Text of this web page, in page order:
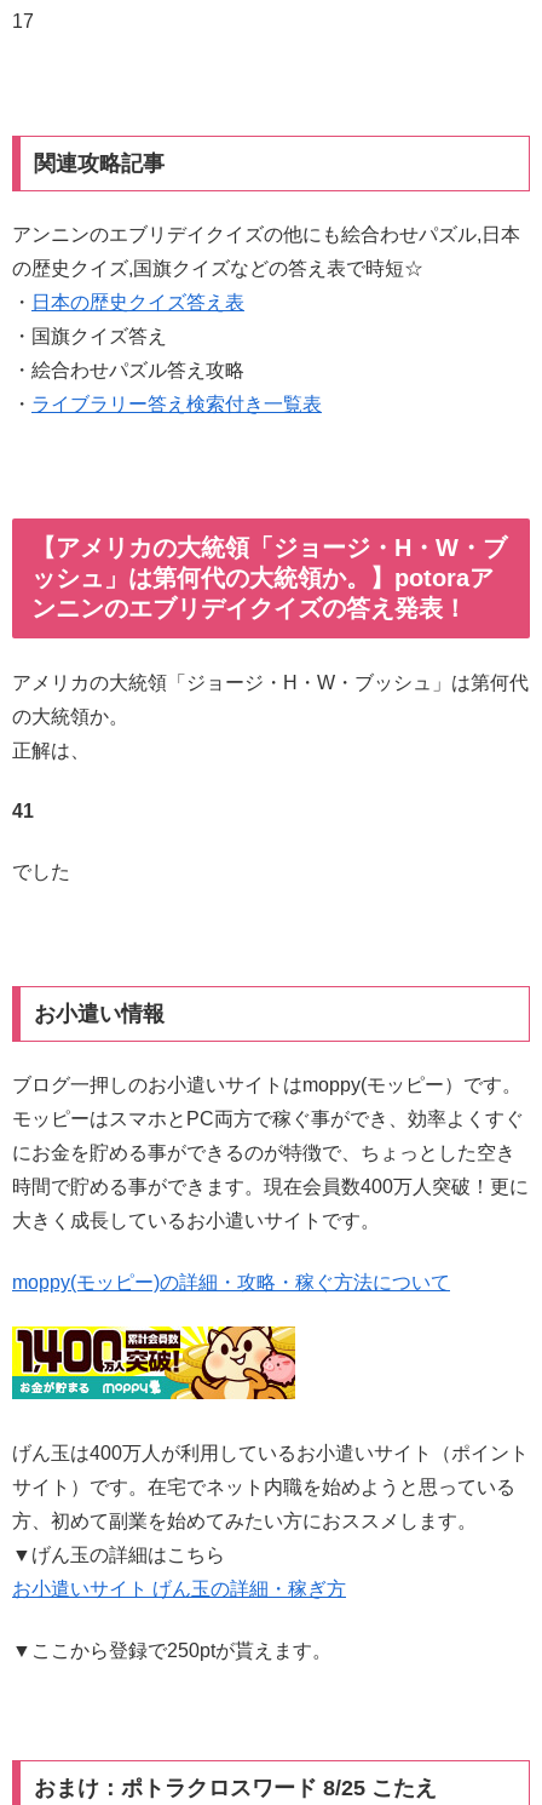
17
関連攻略記事
アンニンのエブリデイクイズの他にも絵合わせパズル,日本
の歴史クイズ,国旗クイズなどの答え表で時短☆
・ 日本の歴史クイズ答え表
・国旗クイズ答え
・絵合わせパズル答え攻略
・ ライブラリー答え検索付き一覧表
【アメリカの大統領「ジョージ・H・W・ブ
ッシュ」は第何代の大統領か。】potoraア
ンニンのエブリデイクイズの答え発表！
アメリカの大統領「ジョージ・H・W・ブッシュ」は第何代
の大統領か。
正解は、
41
でした
お小遣い情報
ブログ一押しのお小遣いサイトはmoppy(モッピー）です。
モッピーはスマホとPC両方で稼ぐ事ができ、効率よくすぐ
にお金を貯める事ができるのが特徴で、ちょっとした空き
時間で貯める事ができます。現在会員数400万人突破！更に
大きく成長しているお小遣いサイトです。
moppy(モッピー)の詳細・攻略・稼ぐ方法について
げん玉は400万人が利用しているお小遣いサイト（ポイント
サイト）です。在宅でネット内職を始めようと思っている
方、初めて副業を始めてみたい方におススメします。
▼げん玉の詳細はこちら
お小遣いサイト げん玉の詳細・稼ぎ方
▼ここから登録で250ptが貰えます。
おまけ：ポトラクロスワード 8/25 こたえ